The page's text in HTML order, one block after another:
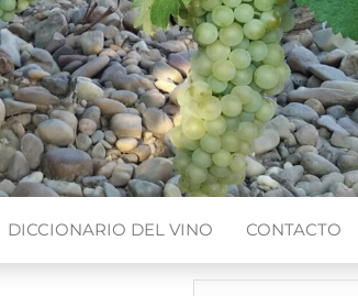
DICCIONARIO DEL VINO CONTACTO